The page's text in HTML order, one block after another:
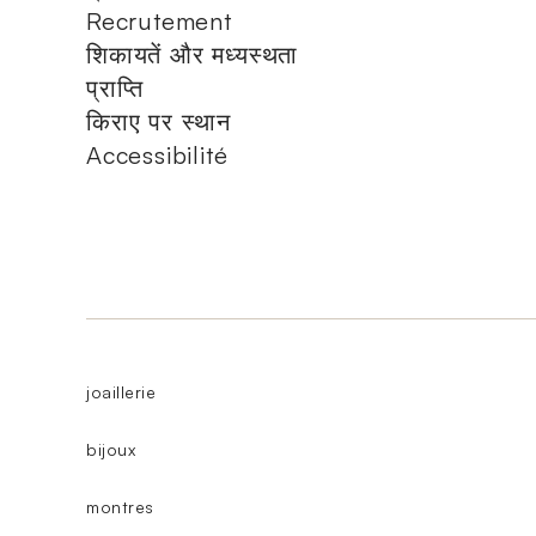
Recrutement
शिकायतें और मध्यस्थता
प्राप्ति
किराए पर स्थान
Accessibilité
joaillerie
bijoux
montres